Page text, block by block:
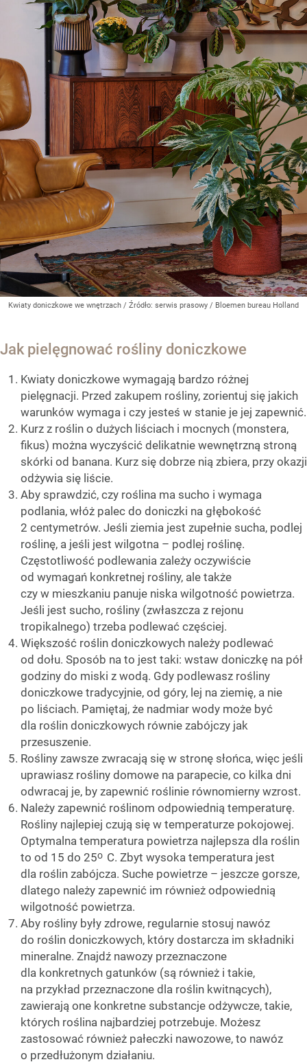
Kwiaty doniczkowe we wnętrzach / Źródło: serwis prasowy / Bloemen bureau Holland
Jak pielęgnować rośliny doniczkowe
Kwiaty doniczkowe wymagają bardzo różnej
pielęgnacji. Przed zakupem rośliny, zorientuj się jakich
warunków wymaga i czy jesteś w stanie je jej zapewnić.
Kurz z roślin o dużych liściach i mocnych (monstera,
fikus) można wyczyścić delikatnie wewnętrzną stroną
skórki od banana. Kurz się dobrze nią zbiera, przy okazji
odżywia się liście.
Aby sprawdzić, czy roślina ma sucho i wymaga
podlania, włóż palec do doniczki na głębokość
2 centymetrów. Jeśli ziemia jest zupełnie sucha, podlej
roślinę, a jeśli jest wilgotna – podlej roślinę.
Częstotliwość podlewania zależy oczywiście
od wymagań konkretnej rośliny, ale także
czy w mieszkaniu panuje niska wilgotność powietrza.
Jeśli jest sucho, rośliny (zwłaszcza z rejonu
tropikalnego) trzeba podlewać częściej.
Większość roślin doniczkowych należy podlewać
od dołu. Sposób na to jest taki: wstaw doniczkę na pół
godziny do miski z wodą. Gdy podlewasz rośliny
doniczkowe tradycyjnie, od góry, lej na ziemię, a nie
po liściach. Pamiętaj, że nadmiar wody może być
dla roślin doniczkowych równie zabójczy jak
przesuszenie.
Rośliny zawsze zwracają się w stronę słońca, więc jeśli
uprawiasz rośliny domowe na parapecie, co kilka dni
odwracaj je, by zapewnić roślinie równomierny wzrost.
Należy zapewnić roślinom odpowiednią temperaturę.
Rośliny najlepiej czują się w temperaturze pokojowej.
Optymalna temperatura powietrza najlepsza dla roślin
to od 15 do 25o C. Zbyt wysoka temperatura jest
dla roślin zabójcza. Suche powietrze – jeszcze gorsze,
dlatego należy zapewnić im również odpowiednią
wilgotność powietrza.
Aby rośliny były zdrowe, regularnie stosuj nawóz
do roślin doniczkowych, który dostarcza im składniki
mineralne. Znajdź nawozy przeznaczone
dla konkretnych gatunków (są również i takie,
na przykład przeznaczone dla roślin kwitnących),
zawierają one konkretne substancje odżywcze, takie,
których roślina najbardziej potrzebuje. Możesz
zastosować również pałeczki nawozowe, to nawóz
o przedłużonym działaniu.